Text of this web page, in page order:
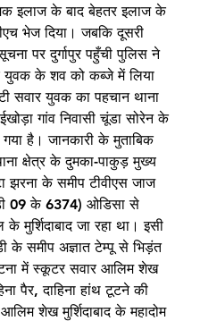
इलाज के बाद बेहतर इलाज के
भेज दिया। जबकि दूसरी
पर दुर्गापुर पहुँची पुलिस ने
युवक के शव को कब्जे में लिया
सवार युवक का पहचान थाना
गांव निवासी चूंडा सोरेन के
है। जानकारी के मुताबिक
क्षेत्र के दुमका-पाकुड़ मुख्य
झरना के समीप टीवीएस जाज
09 के 6374) ओडिसा से
के मुर्शिदाबाद जा रहा था। इसी
के समीप अज्ञात टेम्पू से भिड़ंत
में स्कूटर सवार आलिम शेख
पैर, दाहिना हांथ टूटने की
शेख मुर्शिदाबाद के महादोम